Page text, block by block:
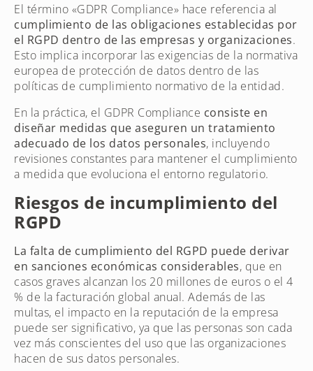
El término «GDPR Compliance» hace referencia al
cumplimiento de las obligaciones establecidas por
el RGPD dentro de las empresas y organizaciones.
Esto implica incorporar las exigencias de la normativa
europea de protección de datos dentro de las
políticas de cumplimiento normativo de la entidad.
En la práctica, el GDPR Compliance consiste en
diseñar medidas que aseguren un tratamiento
adecuado de los datos personales, incluyendo
revisiones constantes para mantener el cumplimiento
a medida que evoluciona el entorno regulatorio.
Riesgos de incumplimiento del
RGPD
La falta de cumplimiento del RGPD puede derivar
en sanciones económicas considerables, que en
casos graves alcanzan los 20 millones de euros o el 4
% de la facturación global anual. Además de las
multas, el impacto en la reputación de la empresa
puede ser significativo, ya que las personas son cada
vez más conscientes del uso que las organizaciones
hacen de sus datos personales.